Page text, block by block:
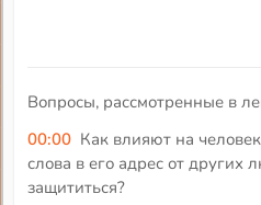
Вопросы, рассмотренные в
00:00 Как влияют на
слова в его адрес от других
защититься?